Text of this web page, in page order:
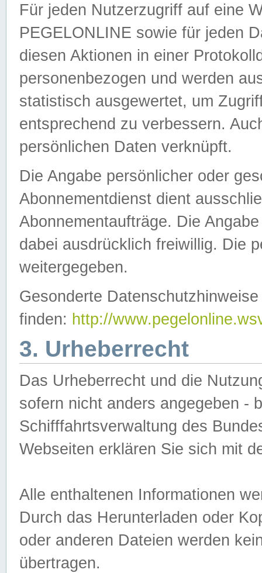
Für jeden Nutzerzugriff auf eine
PEGELONLINE sowie für jeden
diesen Aktionen in einer
personenbezogen und werden
statistisch ausgewertet, um
entsprechend zu verbessern.
persönlichen Daten verknüpft.
Die Angabe persönlicher oder
Abonnementdienst dient
Abonnementaufträge. Die
dabei ausdrücklich freiwillig. Die
weitergegeben.
Gesonderte
finden: http://
3. Urheberrecht
Das Urheberrecht und die
sofern nicht anders angegeben -
Schifffahrtsverwaltung des
Webseiten erklären Sie sich mit
Alle enthaltenen Informationen
Durch das Herunterladen oder
oder anderen Dateien werden
übertragen.